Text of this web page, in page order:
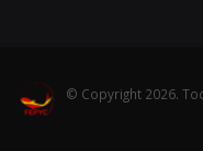
© Copyright 2026.